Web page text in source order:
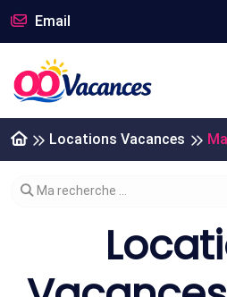
Email
Locations Vacances
Modifier votre recherche
Ma recherche ...